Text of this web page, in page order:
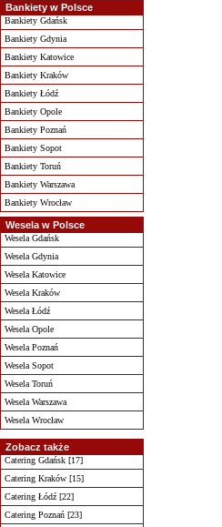
Bankiety w Polsce
Bankiety Gdańsk
Bankiety Gdynia
Bankiety Katowice
Bankiety Kraków
Bankiety Łódź
Bankiety Opole
Bankiety Poznań
Bankiety Sopot
Bankiety Toruń
Bankiety Warszawa
Bankiety Wrocław
Wesela w Polsce
Wesela Gdańsk
Wesela Gdynia
Wesela Katowice
Wesela Kraków
Wesela Łódź
Wesela Opole
Wesela Poznań
Wesela Sopot
Wesela Toruń
Wesela Warszawa
Wesela Wrocław
Zobacz także
Catering Gdańsk [17]
Catering Kraków [15]
Catering Łódź [22]
Catering Poznań [23]